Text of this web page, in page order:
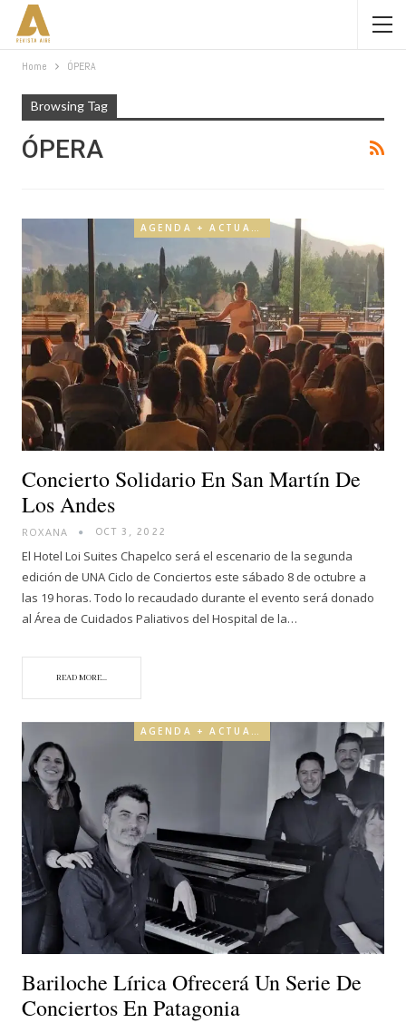
Home ÓPERA
Browsing Tag
ÓPERA
Concierto Solidario En San Martín De
Los Andes
ROXANA OCT 3, 2022
El Hotel Loi Suites Chapelco será el escenario de la segunda
edición de UNA Ciclo de Conciertos este sábado 8 de octubre a
las 19 horas. Todo lo recaudado durante el evento será donado
al Área de Cuidados Paliativos del Hospital de la…
READ MORE...
Bariloche Lírica Ofrecerá Un Serie De
Conciertos En Patagonia